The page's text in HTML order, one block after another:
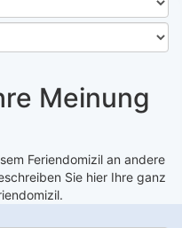
Meinung
Feriendomizil an andere
Sie hier Ihre ganz